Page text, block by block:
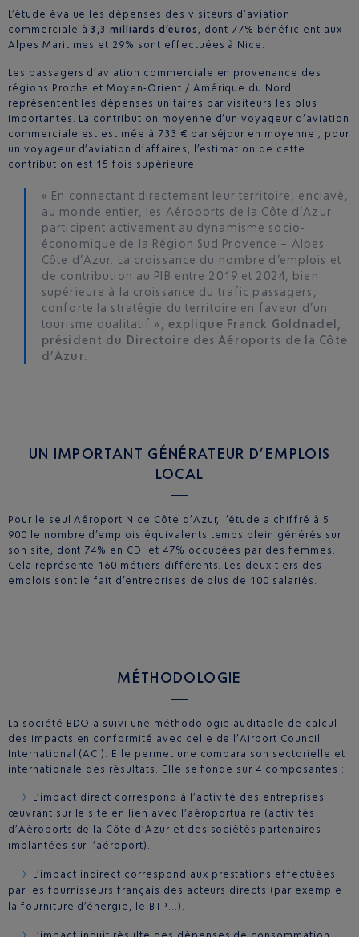
L’étude évalue les dépenses des visiteurs d’aviation
commerciale à3,3 milliards d’euros , dont 77% bénéficient aux
Alpes Maritimes et 29% sont effectuées à Nice.
Les passagers d’aviation commerciale en provenance des
régions Proche et Moyen-Orient / Amérique du Nord
représentent les dépenses unitaires par visiteurs les plus
importantes. La contribution moyenne d’un voyageur d’aviation
commerciale est estimée à 733 € par séjour en moyenne ; pour
un voyageur d’aviation d’affaires, l’estimation de cette
contribution est 15 fois supérieure.
« En connectant directement leur territoire, enclavé,
au monde entier, les Aéroports de la Côte d’Azur
participent activement au dynamisme socio-
économique de la Région Sud Provence – Alpes
Côte d’Azur. La croissance du nombre d’emplois et
de contribution au PIB entre 2019 et 2024, bien
supérieure à la croissance du trafic passagers,
conforte la stratégie du territoire en faveur d’un
tourisme qualitatif », explique Franck Goldnadel,
président du Directoire des Aéroports de la Côte
d’Azur.
UN IMPORTANT GÉNÉRATEUR D’EMPLOIS
LOCAL
Pour le seul Aéroport Nice Côte d’Azur, l’étude a chiffré à 5
900 le nombre d’emplois équivalents temps plein générés sur
son site, dont 74% en CDI et 47% occupées par des femmes.
Cela représente 160 métiers différents. Les deux tiers des
emplois sont le fait d’entreprises de plus de 100 salariés.
MÉTHODOLOGIE
La société BDO a suivi une méthodologie auditable de calcul
des impacts en conformité avec celle de l’Airport Council
International (ACI). Elle permet une comparaison sectorielle et
internationale des résultats. Elle se fonde sur 4 composantes :
L’impact direct correspond à l’activité des entreprises
œuvrant sur le site en lien avec l’aéroportuaire (activités
d’Aéroports de la Côte d’Azur et des sociétés partenaires
implantées sur l’aéroport).
L’impact indirect correspond aux prestations effectuées
par les fournisseurs français des acteurs directs (par exemple
la fourniture d’énergie, le BTP…).